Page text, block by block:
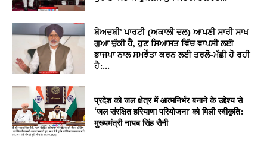
ਬੇਅਦਬੀ’ ਪਾਰਟੀ (ਅਕਾਲੀ ਦਲ) ਆਪਣੀ ਸਾਰੀ ਸਾਖ
ਗੁਆ ਚੁੱਕੀ ਹੈ, ਹੁਣ ਸਿਆਸਤ ਵਿੱਚ ਵਾਪਸੀ ਲਈ
ਭਾਜਪਾ ਨਾਲ ਸਮਝੌਤਾ ਕਰਨ ਲਈ ਤਰਲੋ-ਮੱਛੀ ਹੋ ਰਹੀ
ਹੈ:...
प्रदेश को जल क्षेत्र में आत्मनिर्भर बनाने के उद्देश्य से
‘जल संरक्षित हरियाणा परियोजना’ को मिली स्वीकृति:
मुख्यमंत्री नायब सिंह सैनी